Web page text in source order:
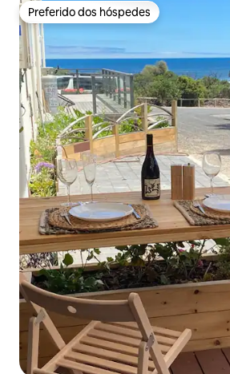
Preferido dos hóspedes
Preferido dos hóspedes